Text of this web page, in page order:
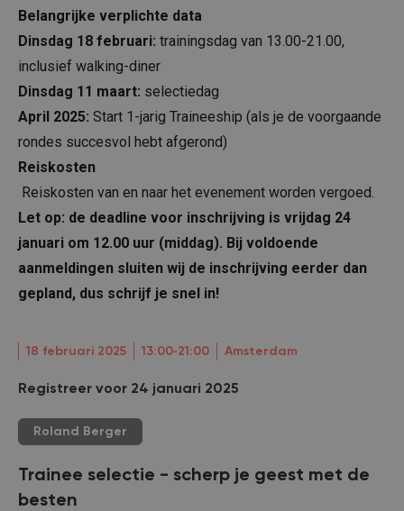
Belangrijke verplichte data
Dinsdag 18 februari: trainingsdag van 13.00-21.00,
inclusief walking-diner
Dinsdag 11 maart: selectiedag
April 2025: Start 1-jarig Traineeship (als je de voorgaande
rondes succesvol hebt afgerond)
Reiskosten
Reiskosten van en naar het evenement worden vergoed.
Let op: de deadline voor inschrijving is vrijdag 24
januari om 12.00 uur (middag). Bij voldoende
aanmeldingen sluiten wij de inschrijving eerder dan
gepland, dus schrijf je snel in!
18 februari 2025 13:00‐21:00 Amsterdam
Registreer voor 24 januari 2025
Roland Berger
Trainee selectie - scherp je geest met de
besten